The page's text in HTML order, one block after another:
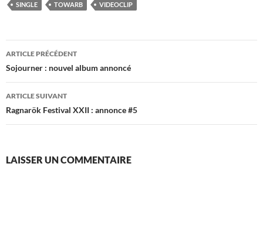
SINGLE TOWARB VIDEOCLIP
Navigation
des
articles
ARTICLE PRÉCÉDENT
Sojourner : nouvel album annoncé
ARTICLE SUIVANT
Ragnarök Festival XXII : annonce #5
LAISSER UN COMMENTAIRE